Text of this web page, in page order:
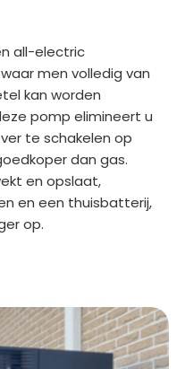
all-electric
men volledig van
kan worden
pomp elimineert u
te schakelen op
dan gas.
en opslaat,
en een thuisbatterij,
op.